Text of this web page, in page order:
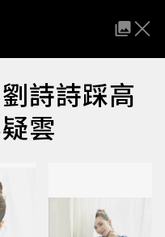
詩詩踩高
雲